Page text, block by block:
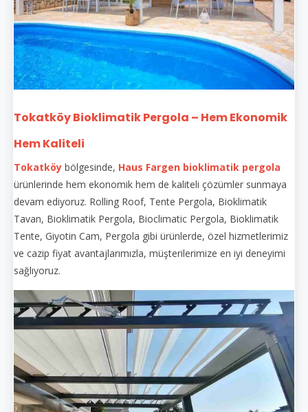
Tokatköy Bioklimatik Pergola – Hem Ekonomik
Hem Kaliteli
Tokatköy bölgesinde, Haus Fargen bioklimatik pergola
ürünlerinde hem ekonomik hem de kaliteli çözümler sunmaya
devam ediyoruz. Rolling Roof, Tente Pergola, Bioklimatik
Tavan, Bioklimatik Pergola, Bioclimatic Pergola, Bioklimatik
Tente, Giyotin Cam, Pergola gibi ürünlerde, özel hizmetlerimiz
ve cazip fiyat avantajlarımızla, müşterilerimize en iyi deneyimi
sağlıyoruz.